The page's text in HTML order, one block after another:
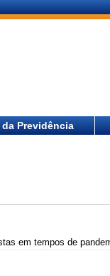
da Previdência
em tempos de